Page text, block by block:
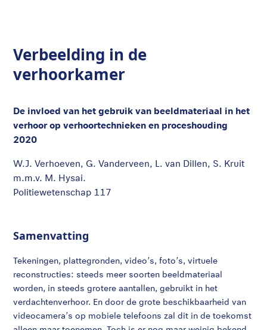
Verbeelding in de
verhoorkamer
De invloed van het gebruik van beeldmateriaal in het
verhoor op verhoortechnieken en proceshouding
2020
W.J. Verhoeven, G. Vanderveen, L. van Dillen, S. Kruit
m.m.v. M. Hysai.
Politiewetenschap 117
Samenvatting
Tekeningen, plattegronden, video’s, foto’s, virtuele
reconstructies: steeds meer soorten beeldmateriaal
worden, in steeds grotere aantallen, gebruikt in het
verdachtenverhoor. En door de grote beschikbaarheid van
videocamera’s op mobiele telefoons zal dit in de toekomst